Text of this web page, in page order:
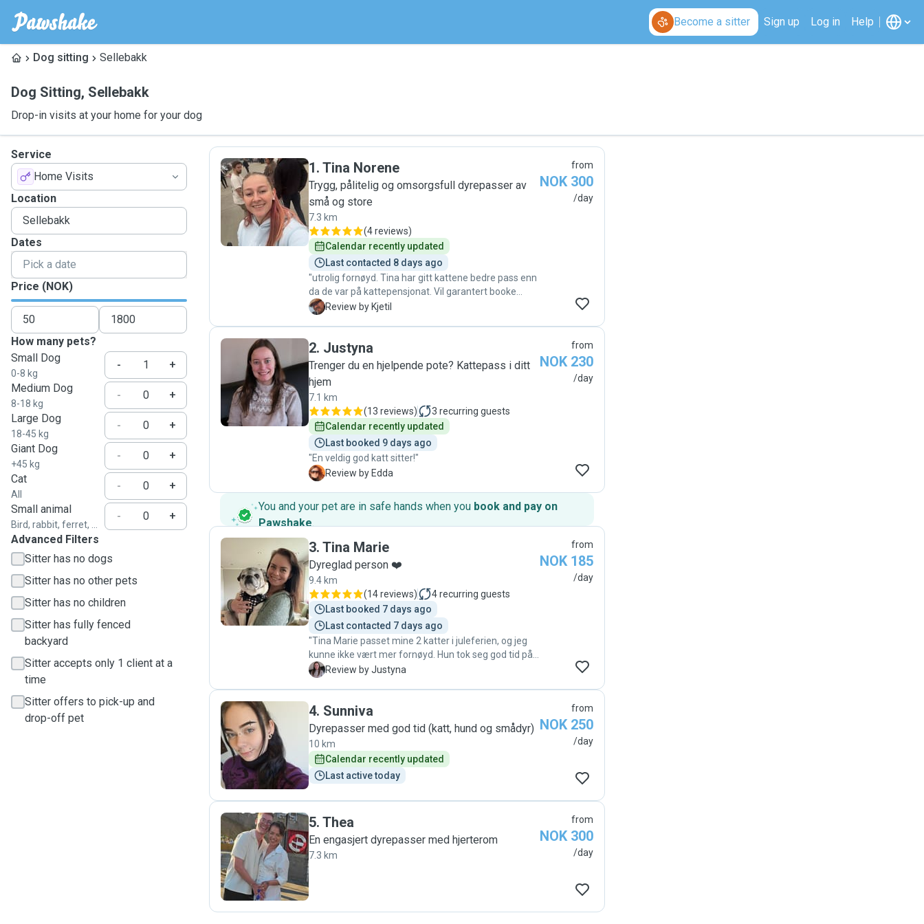
Become a sitter Sign up Log in Help
Dog sitting Sellebakk
Dog Sitting, Sellebakk
Drop-in visits at your home for your dog
Service
Home Visits
Location
Dates
Price (NOK)
How many pets?
Small Dog
0-8 kg
-
+
Medium Dog
8-18 kg
-
+
Large Dog
18-45 kg
-
+
Giant Dog
+45 kg
-
+
Cat
All
-
+
Small animal
Bird, rabbit, ferret, ...
-
+
Advanced Filters
Sitter has no dogs
Sitter has no other pets
Sitter has no children
Sitter has fully fenced
backyard
Sitter accepts only 1 client at a
time
Sitter offers to pick-up and
drop-off pet
T
1. Tina Norene
Trygg, pålitelig og omsorgsfull dyrepasser av
små og store
7.3 km
(4 reviews)
Calendar recently updated
Last contacted 8 days ago
"utrolig fornøyd. Tina har gitt kattene bedre pass enn
da de var på kattepensjonat. Vil garantert booke
henne igjen."
K Review by Kjetil
from
NOK 300
/day
J
2. Justyna
Trenger du en hjelpende pote? Kattepass i ditt
hjem
7.1 km
(13 reviews) 3 recurring guests
Calendar recently updated
Last booked 9 days ago
"En veldig god katt sitter!"
E
Review by Edda
from
NOK 230
/day
You and your pet are in safe hands when you book and pay on
Pawshake.
T
3. Tina Marie
Dyreglad person ❤️
9.4 km
(14 reviews) 4recurring guests
Last booked 7 days ago
Last contacted 7 days ago
"Tina Marie passet mine 2 katter i juleferien, og jeg
kunne ikke vært mer fornøyd. Hun tok seg god tid på
hvert besøk, lekte med kattene og sørget for at de
ga stor trygghet mens jeg var borte. Ekstra pluss for
at kattene til og med fikk leker med julemotiv – en
veldig hyggelig og personlig detalj. Kattene virket
rolige, trygge og fornøyde da jeg kom hjem. Jeg kan
varmt anbefale Tina Marie som kattepasser 🐱🎄"
J Review by Justyna
from
NOK 185
/day
S
4. Sunniva
Dyrepasser med god tid (katt, hund og smådyr)
10 km
Calendar recently updated
Last active today
from
NOK 250
/day
T
5. Thea
En engasjert dyrepasser med hjerterom
7.3 km
from
NOK 300
/day